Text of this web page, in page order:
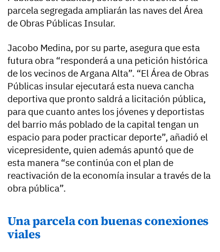
parcela segregada ampliarán las naves del Área
de Obras Públicas Insular.
Jacobo Medina, por su parte, asegura que esta
futura obra “responderá a una petición histórica
de los vecinos de Argana Alta”. “El Área de Obras
Públicas insular ejecutará esta nueva cancha
deportiva que pronto saldrá a licitación pública,
para que cuanto antes los jóvenes y deportistas
del barrio más poblado de la capital tengan un
espacio para poder practicar deporte”, añadió el
vicepresidente, quien además apuntó que de
esta manera “se continúa con el plan de
reactivación de la economía insular a través de la
obra pública”.
Una parcela con buenas conexiones
viales